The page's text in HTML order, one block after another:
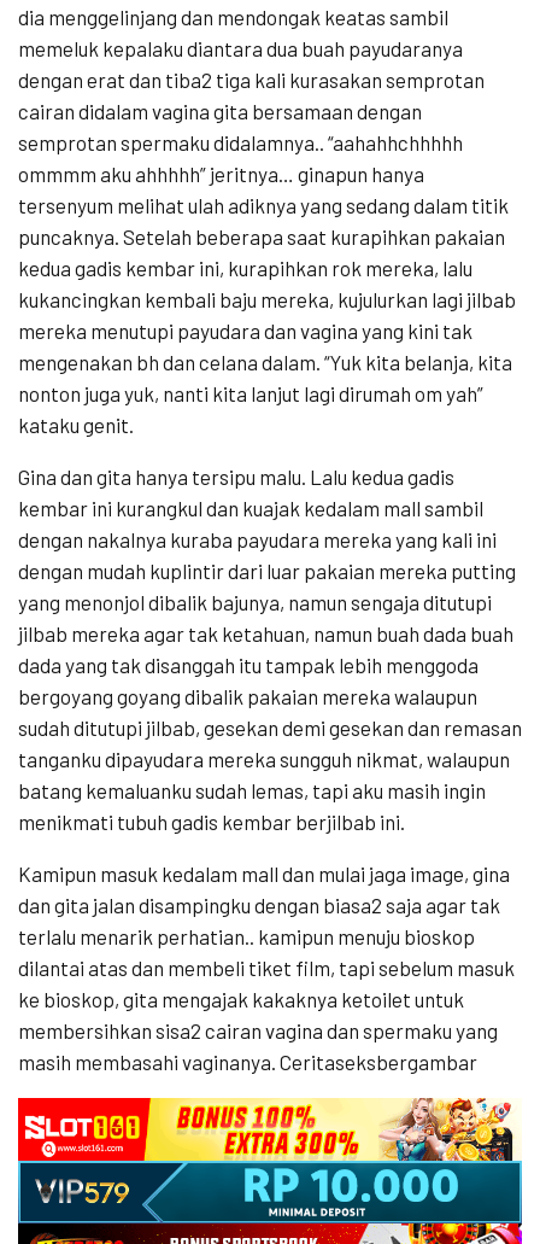
dia menggelinjang dan mendongak keatas sambil
memeluk kepalaku diantara dua buah payudaranya
dengan erat dan tiba2 tiga kali kurasakan semprotan
cairan didalam vagina gita bersamaan dengan
semprotan spermaku didalamnya.. “aahahhchhhhh
ommmm aku ahhhhh” jeritnya… ginapun hanya
tersenyum melihat ulah adiknya yang sedang dalam titik
puncaknya. Setelah beberapa saat kurapihkan pakaian
kedua gadis kembar ini, kurapihkan rok mereka, lalu
kukancingkan kembali baju mereka, kujulurkan lagi jilbab
mereka menutupi payudara dan vagina yang kini tak
mengenakan bh dan celana dalam. “Yuk kita belanja, kita
nonton juga yuk, nanti kita lanjut lagi dirumah om yah”
kataku genit.
Gina dan gita hanya tersipu malu. Lalu kedua gadis
kembar ini kurangkul dan kuajak kedalam mall sambil
dengan nakalnya kuraba payudara mereka yang kali ini
dengan mudah kuplintir dari luar pakaian mereka putting
yang menonjol dibalik bajunya, namun sengaja ditutupi
jilbab mereka agar tak ketahuan, namun buah dada buah
dada yang tak disanggah itu tampak lebih menggoda
bergoyang goyang dibalik pakaian mereka walaupun
sudah ditutupi jilbab, gesekan demi gesekan dan remasan
tanganku dipayudara mereka sungguh nikmat, walaupun
batang kemaluanku sudah lemas, tapi aku masih ingin
menikmati tubuh gadis kembar berjilbab ini.
Kamipun masuk kedalam mall dan mulai jaga image, gina
dan gita jalan disampingku dengan biasa2 saja agar tak
terlalu menarik perhatian.. kamipun menuju bioskop
dilantai atas dan membeli tiket film, tapi sebelum masuk
ke bioskop, gita mengajak kakaknya ketoilet untuk
membersihkan sisa2 cairan vagina dan spermaku yang
masih membasahi vaginanya. Ceritaseksbergambar